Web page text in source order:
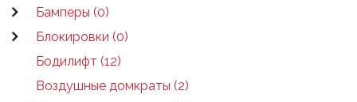
Бамперы (0)
Блокировки (0)
Бодилифт (12)
Воздушные домкраты (2)